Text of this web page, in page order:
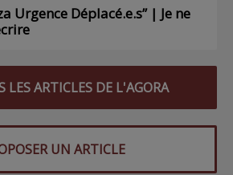
Urgence Déplacé.e.s” | Je ne
LES ARTICLES DE L'AGORA
UN ARTICLE